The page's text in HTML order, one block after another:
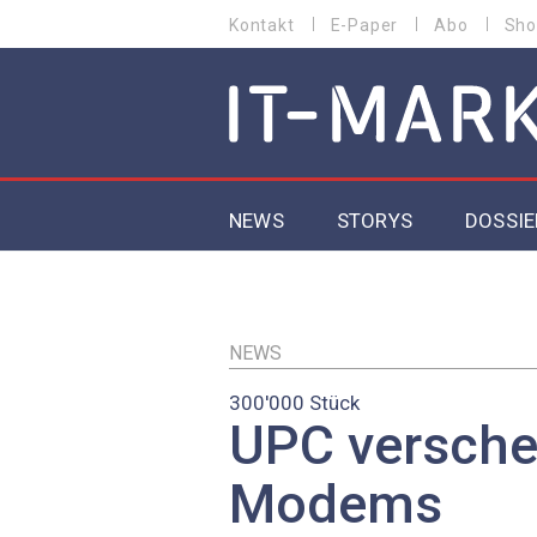
zum
MENU
Kontakt E-Paper Abo
MAIN NAVIGATION
NEWS STORYS
EU-
NEWS
300'000 Stück
UPC
Modems